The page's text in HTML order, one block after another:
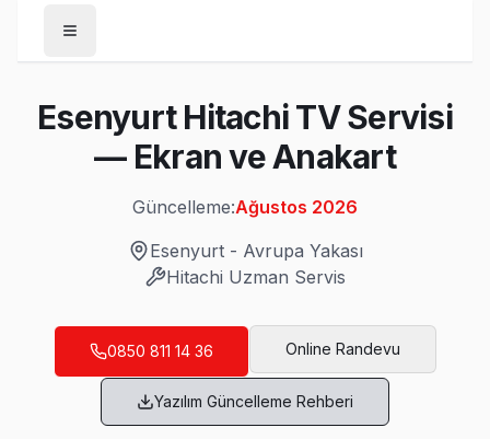
/Esenyurt
Hitachi
Son Güncelleme:Ağustos 2026
Esenyurt'da Mahalle Mahalle Hitachi TV
Akçaburgaz Hitachi Servis
Hitachi marka TV'niz Akçaburgaz'de çalışmıyorsa teknik
Esenyurt Hitachi TV Servisi
— Ekran ve Anakart
Güncelleme:Ağustos 2026
Esenyurt- Avrupa Yakası
Hitachi Uzman Servis
0850 811 14 36 Online Randevu
Yazılım Güncelleme Rehberi